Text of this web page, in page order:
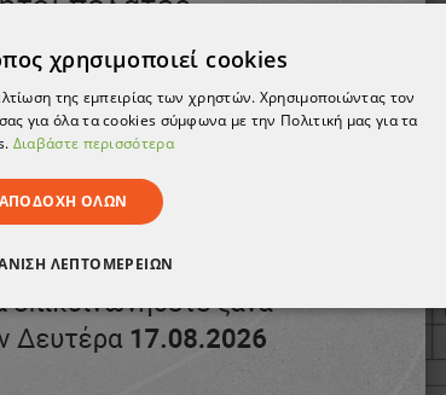
χρησιμοποιεί cookies
της εμπειρίας των χρηστών. Χρησιμοποιώντας τον
για όλα τα cookies σύμφωνα με την Πολιτική μας για τα
Διαβάστε περισσότερα
ΑΠΟΔΟΧΉ ΌΛΩΝ
ΛΕΠΤΟΜΕΡΕΙΏΝ
ΣΤΌΧΕΥΣΗΣ ΛΕΙΤΟΥΡΓΙΚΌΤΗΤΑΣ